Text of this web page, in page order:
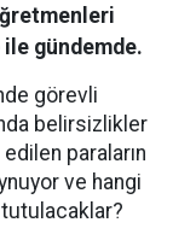
gündemde.
görevli
belirsizlikler
paraların
ve hangi